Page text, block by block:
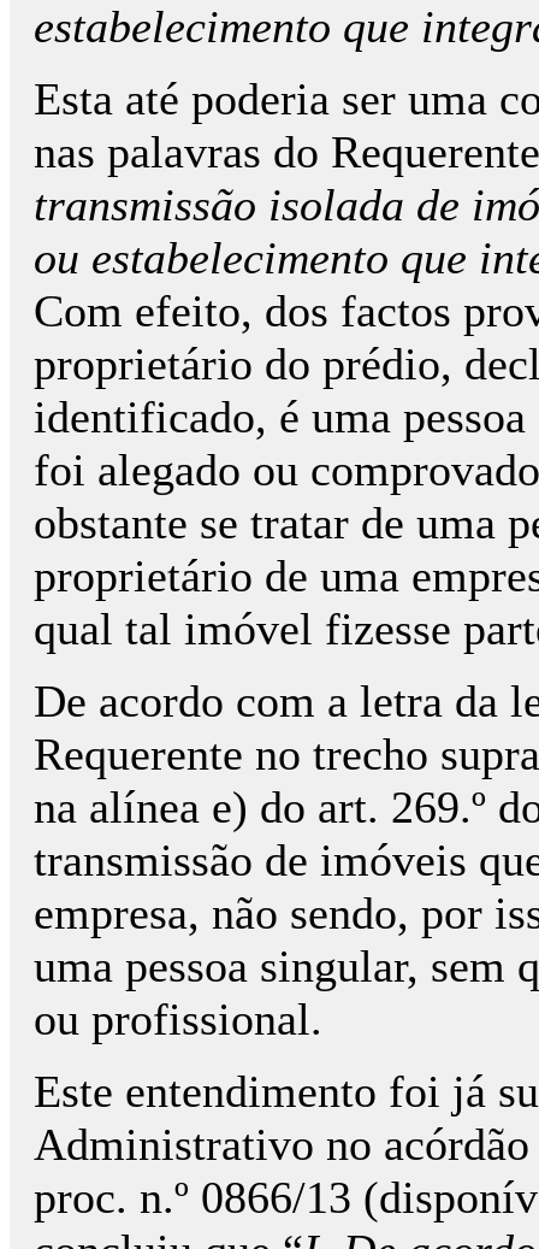
estabelecimento que
Esta até poderia ser uma
nas palavras do
transmissão isolada de
ou estabelecimento que
Com efeito, dos factos
proprietário do prédio,
identificado, é uma
foi alegado ou
obstante se tratar de uma
proprietário de uma
qual tal imóvel fizesse
De acordo com a letra da
Requerente no trecho
na alínea e) do art. 269.º
transmissão de imóveis
empresa, não sendo, por
uma pessoa singular, sem
ou profissional.
Este entendimento foi já
Administrativo no
proc. n.º 0866/13